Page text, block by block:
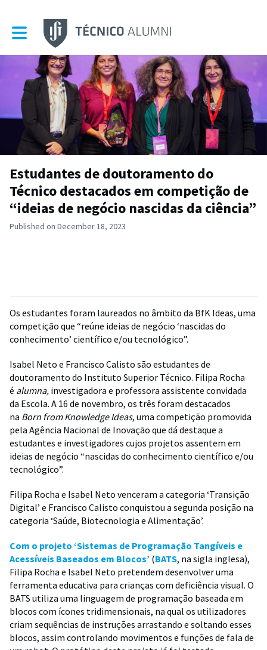
Toggle main navigation
Estudantes de doutoramento do
Técnico destacados em competição de
“ideias de negócio nascidas da ciência”
Published on December 18, 2023
Os estudantes foram laureados no âmbito da BfK Ideas, uma
competição que “reúne ideias de negócio ‘nascidas do
conhecimento’ científico e/ou tecnológico”.
Isabel Neto e Francisco Calisto são estudantes de
doutoramento do Instituto Superior Técnico. Filipa Rocha
é alumna, investigadora e professora assistente convidada
da Escola. A 16 de novembro, os três foram destacados
na Born from Knowledge Ideas, uma competição promovida
pela Agência Nacional de Inovação que dá destaque a
estudantes e investigadores cujos projetos assentem em
ideias de negócio “nascidas do conhecimento científico e/ou
tecnológico”.
Filipa Rocha e Isabel Neto venceram a categoria ‘Transição
Digital’ e Francisco Calisto conquistou a segunda posição na
categoria ‘Saúde, Biotecnologia e Alimentação’.
Com o projeto ‘Sistemas de Programação Tangíveis e
Acessíveis Baseados em Blocos’ (BATS, na sigla inglesa),
Filipa Rocha e Isabel Neto pretendem desenvolver uma
ferramenta educativa para crianças com deficiência visual. O
BATS utiliza uma linguagem de programação baseada em
blocos com ícones tridimensionais, na qual os utilizadores
criam sequências de instruções arrastando e soltando esses
blocos, assim controlando movimentos e funções de fala de